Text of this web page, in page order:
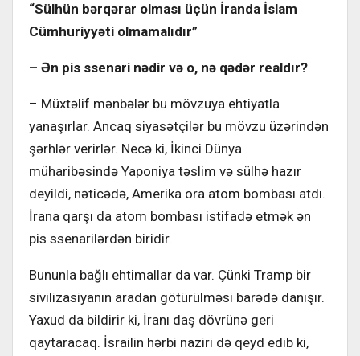
“Sülhün bərqərar olması üçün İranda İslam
Cümhuriyyəti olmamalıdır”
– Ən pis ssenari nədir və o, nə qədər realdır?
– Müxtəlif mənbələr bu mövzuya ehtiyatla
yanaşırlar. Ancaq siyasətçilər bu mövzu üzərindən
şərhlər verirlər. Necə ki, İkinci Dünya
müharibəsində Yaponiya təslim və sülhə hazır
deyildi, nəticədə, Amerika ora atom bombası atdı.
İrana qarşı da atom bombası istifadə etmək ən
pis ssenarilərdən biridir.
Bununla bağlı ehtimallar da var. Çünki Tramp bir
sivilizasiyanın aradan götürülməsi barədə danışır.
Yaxud da bildirir ki, İranı daş dövrünə geri
qaytaracaq. İsrailin hərbi naziri də qeyd edib ki,